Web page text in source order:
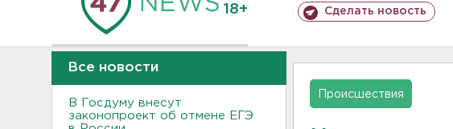
18+ Сделать новость
Все новости
В Госдуму внесут
законопроект об отмене ЕГЭ
Происшествия